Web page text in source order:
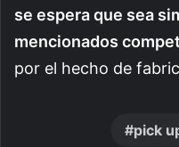
se espera que sea
mencionados
por el hecho de
pick